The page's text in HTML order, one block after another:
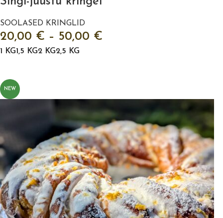
SOOLASED KRINGLID
20,00 € – 50,00 €
1 KG1,5 KG2 KG2,5 KG
NEW